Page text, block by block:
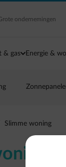
ondernemingen
& gas Energie &
Slimme woning